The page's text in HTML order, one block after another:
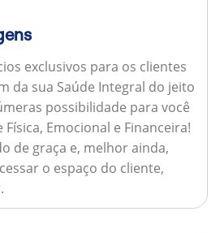
exclusivos para os clientes
da sua Saúde Integral do jeito
possibilidade para você
Emocional e Financeira!
de graça e, melhor ainda,
o espaço do cliente,